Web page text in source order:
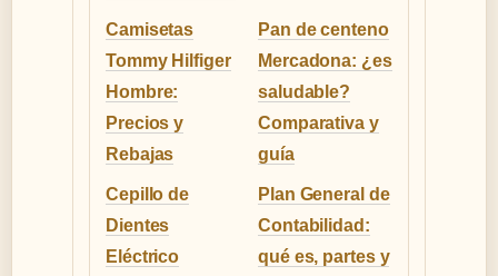
Camisetas
Tommy Hilfiger
Hombre:
Precios y
Rebajas
Pan de centeno
Mercadona: ¿es
saludable?
Comparativa y
guía
Cepillo de
Dientes
Eléctrico
Plan General de
Contabilidad:
qué es, partes y